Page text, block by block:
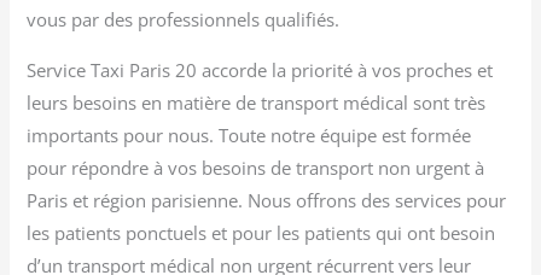
vous par des professionnels qualifiés.
Service Taxi Paris 20 accorde la priorité à vos proches et
leurs besoins en matière de transport médical sont très
importants pour nous. Toute notre équipe est formée
pour répondre à vos besoins de transport non urgent à
Paris et région parisienne. Nous offrons des services pour
les patients ponctuels et pour les patients qui ont besoin
d’un transport médical non urgent récurrent vers leur